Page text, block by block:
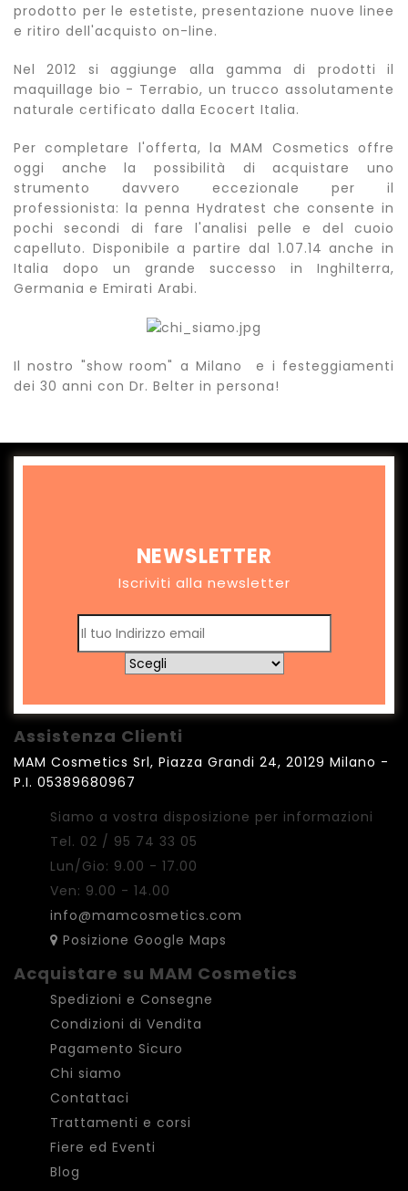
prodotto per le estetiste, presentazione nuove linee
e ritiro dell'acquisto on-line.
Nel 2012 si aggiunge alla gamma di prodotti il
maquillage bio - Terrabio, un trucco assolutamente
naturale certificato dalla Ecocert Italia.
Per completare l'offerta, la MAM Cosmetics offre
oggi anche la possibilità di acquistare uno
strumento davvero eccezionale per il
professionista: la penna Hydratest che consente in
pochi secondi di fare l'analisi pelle e del cuoio
capelluto. Disponibile a partire dal 1.07.14 anche in
Italia dopo un grande successo in Inghilterra,
Germania e Emirati Arabi.
Il nostro "show room" a Milano e i festeggiamenti
dei 30 anni con Dr. Belter in persona!
NEWSLETTER
Iscriviti alla newsletter
Assistenza Clienti
MAM Cosmetics Srl, Piazza Grandi 24, 20129 Milano -
P.I. 05389680967
Siamo a vostra disposizione per informazioni
Tel. 02 / 95 74 33 05
Lun/Gio: 9.00 - 17.00
Ven: 9.00 - 14.00
info@mamcosmetics.com
Posizione Google Maps
Acquistare su MAM Cosmetics
Spedizioni e Consegne
Condizioni di Vendita
Pagamento Sicuro
Chi siamo
Contattaci
Trattamenti e corsi
Fiere ed Eventi
Blog